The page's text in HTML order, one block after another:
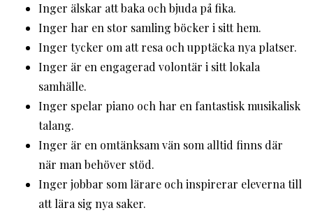
Inger älskar att baka och bjuda på fika.
Inger har en stor samling böcker i sitt hem.
Inger tycker om att resa och upptäcka nya platser.
Inger är en engagerad volontär i sitt lokala
samhälle.
Inger spelar piano och har en fantastisk musikalisk
talang.
Inger är en omtänksam vän som alltid finns där
när man behöver stöd.
Inger jobbar som lärare och inspirerar eleverna till
att lära sig nya saker.